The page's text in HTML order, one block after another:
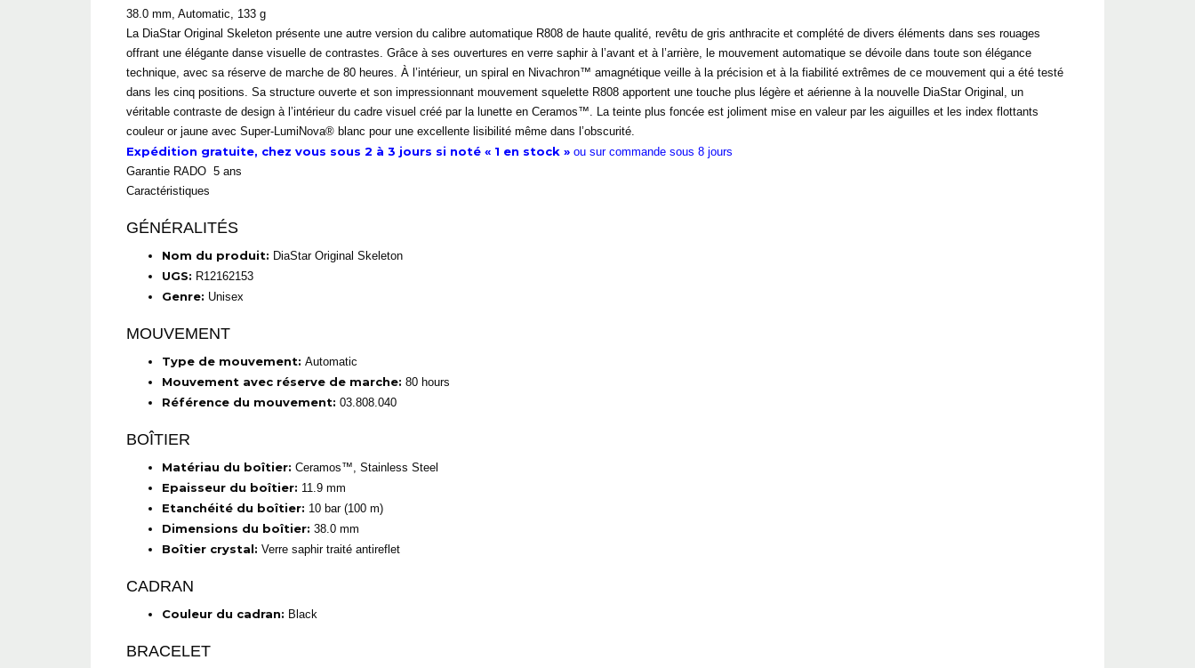
38.0 mm, Automatic, 133 g
La DiaStar Original Skeleton présente une autre version du calibre automatique R808 de haute qualité, revêtu de gris anthracite et complété de divers éléments dans ses rouages
offrant une élégante danse visuelle de contrastes. Grâce à ses ouvertures en verre saphir à l’avant et à l’arrière, le mouvement automatique se dévoile dans toute son élégance
technique, avec sa réserve de marche de 80 heures. À l’intérieur, un spiral en Nivachron™ amagnétique veille à la précision et à la fiabilité extrêmes de ce mouvement qui a été testé
dans les cinq positions. Sa structure ouverte et son impressionnant mouvement squelette R808 apportent une touche plus légère et aérienne à la nouvelle DiaStar Original, un
véritable contraste de design à l’intérieur du cadre visuel créé par la lunette en Ceramos™. La teinte plus foncée est joliment mise en valeur par les aiguilles et les index flottants
couleur or jaune avec Super-LumiNova® blanc pour une excellente lisibilité même dans l’obscurité.
Expédition gratuite, chez vous sous 2 à 3 jours si noté « 1 en stock » ou sur commande sous 8 jours
Garantie RADO 5 ans
Caractéristiques
GÉNÉRALITÉS
Nom du produit: DiaStar Original Skeleton
UGS: R12162153
Genre: Unisex
MOUVEMENT
Type de mouvement: Automatic
Mouvement avec réserve de marche: 80 hours
Référence du mouvement: 03.808.040
BOÎTIER
Matériau du boîtier: Ceramos™, Stainless Steel
Epaisseur du boîtier: 11.9 mm
Etanchéité du boîtier: 10 bar (100 m)
Dimensions du boîtier: 38.0 mm
Boîtier crystal: Verre saphir traité antireflet
CADRAN
Couleur du cadran: Black
BRACELET